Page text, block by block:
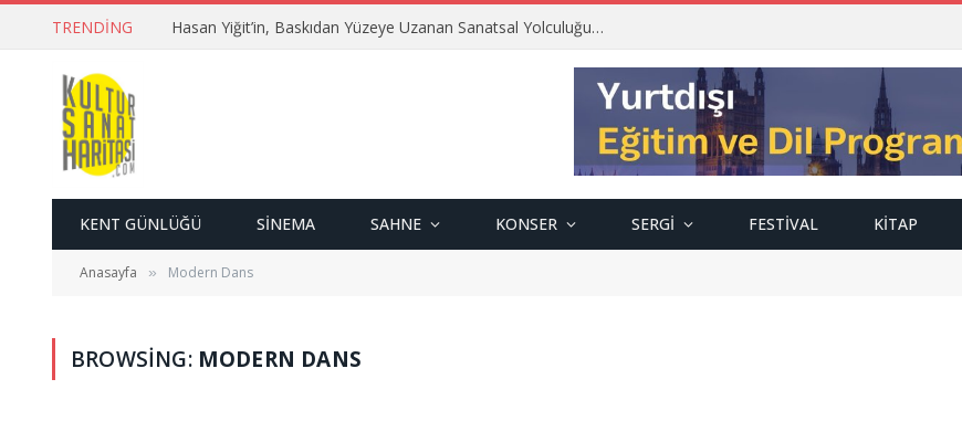
TRENDING Hasan Yiğit’in, Baskıdan Yüzeye Uzanan Sanatsal Yolculuğu…
KENT GÜNLÜĞÜ SINEMA SAHNE KONSER SERGI FESTIVAL KITAP
Anasayfa » Modern Dans
BROWSING: MODERN DANS